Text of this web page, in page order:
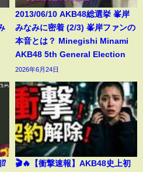
2013/06/10 AKB48総選挙 峯岸
みなみに密着 (2/3) 峯岸ファンの
本音とは？ Minegishi Minami
AKB48 5th General Election
2026年6月24日
⁉️
🎬🔥【衝撃速報】AKB48史上初